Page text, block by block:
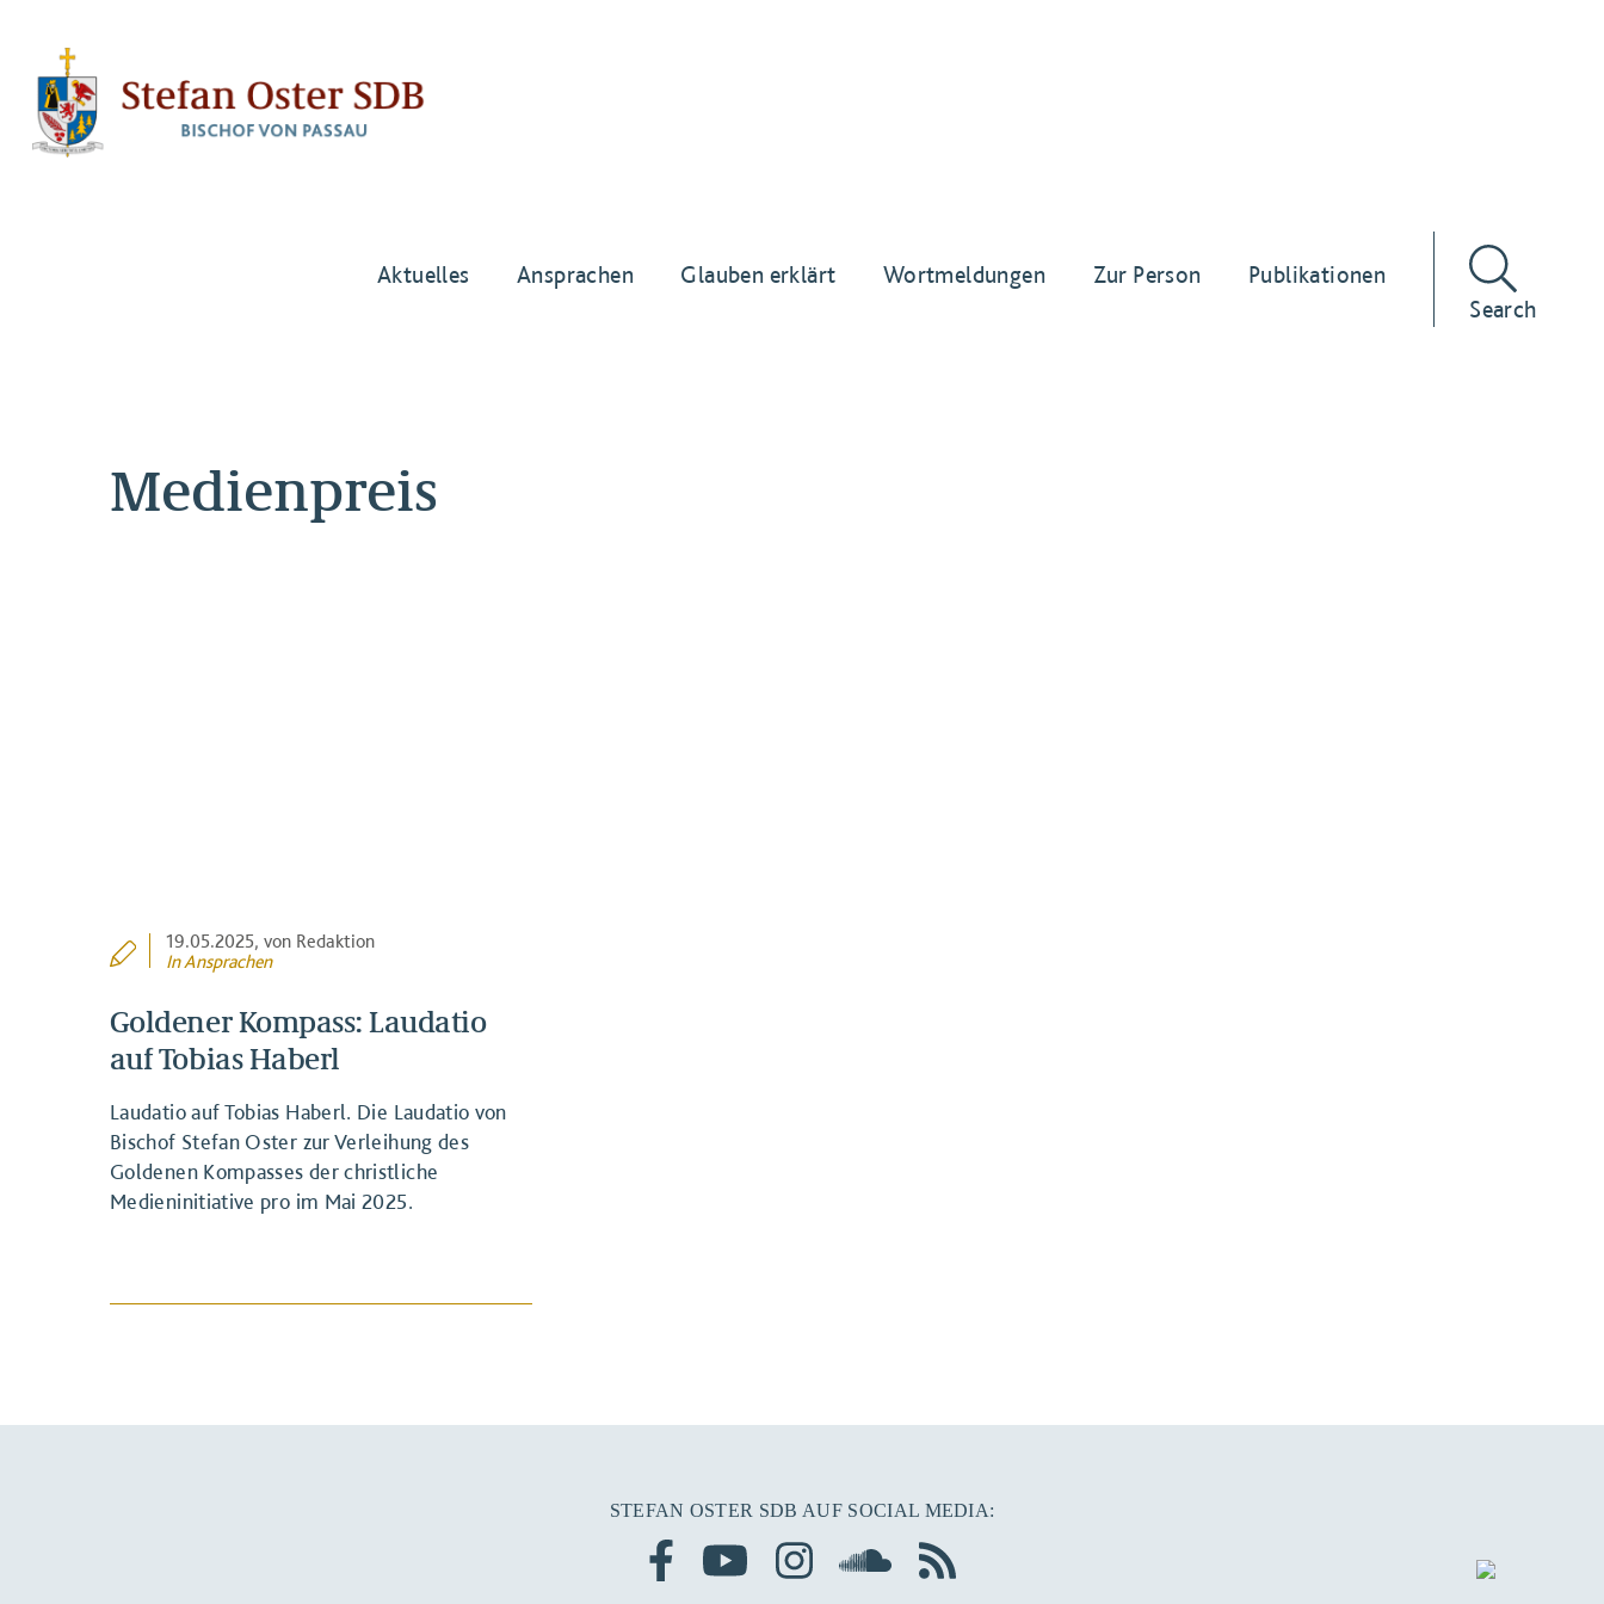
Aktuelles Ansprachen Glauben erklärt Wortmeldungen Zur Person
Publikationen
Search
Medienpreis
19.05.2025, von Redaktion
InAnsprachen
Goldener Kompass: Laudatio
auf Tobias Haberl
Laudatio auf Tobias Haberl. Die Laudatio von
Bischof Stefan Oster zur Verleihung des
Goldenen Kompasses der christliche
Medieninitiative pro im Mai 2025.
STEFAN OSTER SDB AUF SOCIAL MEDIA: